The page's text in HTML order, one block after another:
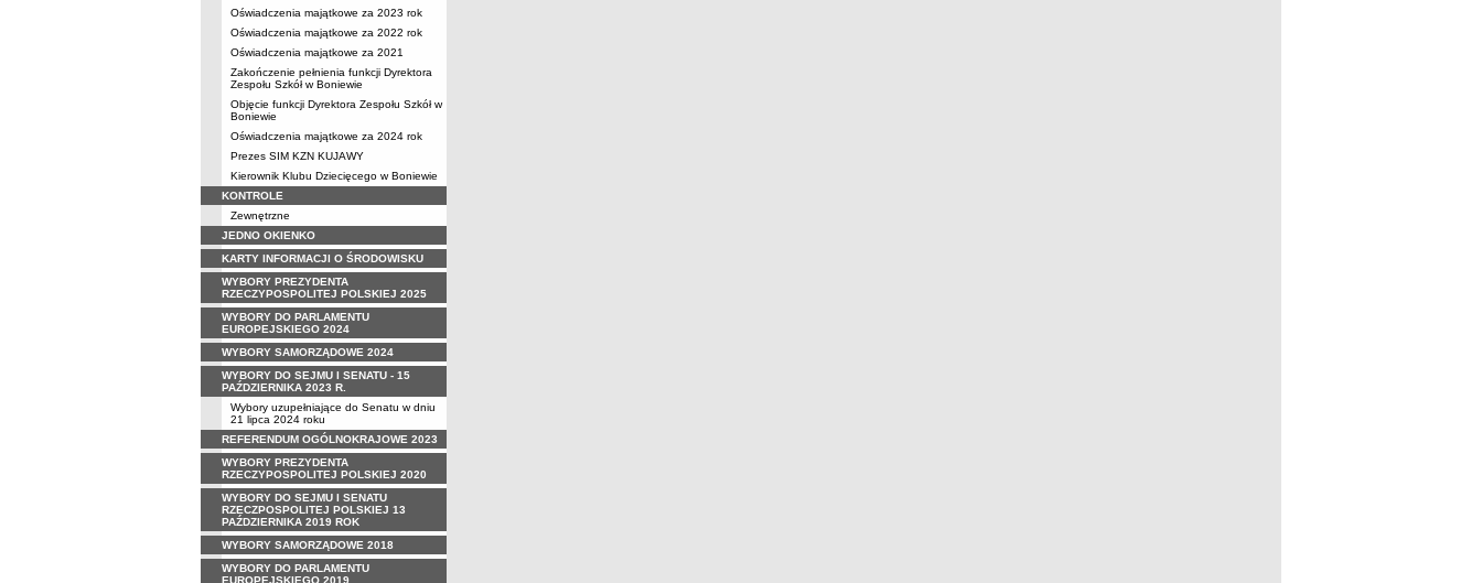
Oświadczenia majątkowe za 2023 rok
Oświadczenia majątkowe za 2022 rok
Oświadczenia majątkowe za 2021
Zakończenie pełnienia funkcji Dyrektora
Zespołu Szkół w Boniewie
Objęcie funkcji Dyrektora Zespołu Szkół w
Boniewie
Oświadczenia majątkowe za 2024 rok
Prezes SIM KZN KUJAWY
Kierownik Klubu Dziecięcego w Boniewie
KONTROLE
Zewnętrzne
JEDNO OKIENKO
KARTY INFORMACJI O ŚRODOWISKU
WYBORY PREZYDENTA
RZECZYPOSPOLITEJ POLSKIEJ 2025
WYBORY DO PARLAMENTU
EUROPEJSKIEGO 2024
WYBORY SAMORZĄDOWE 2024
WYBORY DO SEJMU I SENATU - 15
PAŹDZIERNIKA 2023 R.
Wybory uzupełniające do Senatu w dniu
21 lipca 2024 roku
REFERENDUM OGÓLNOKRAJOWE 2023
WYBORY PREZYDENTA
RZECZYPOSPOLITEJ POLSKIEJ 2020
WYBORY DO SEJMU I SENATU
RZECZPOSPOLITEJ POLSKIEJ 13
PAŹDZIERNIKA 2019 ROK
WYBORY SAMORZĄDOWE 2018
WYBORY DO PARLAMENTU
EUROPEJSKIEGO 2019